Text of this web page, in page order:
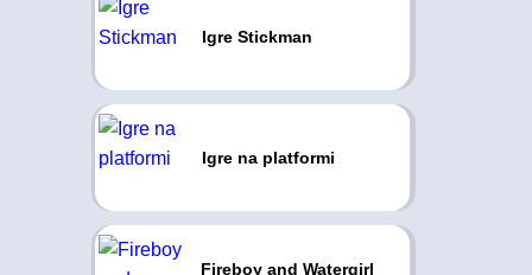
Igre Stickman
Igre na platformi
Fireboy and Watergirl